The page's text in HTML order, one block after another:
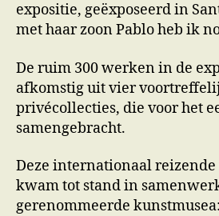
expositie, geëxposeerd in
met haar zoon Pablo heb ik
De ruim 300 werken in de
afkomstig uit vier
privécollecties, die voor het
samengebracht.
Deze internationaal
kwam tot stand in
gerenommeerde